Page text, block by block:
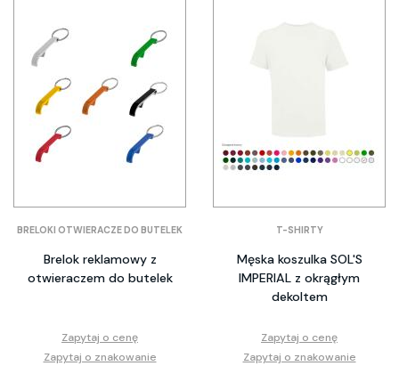
BRELOKI OTWIERACZE DO BUTELEK
Brelok reklamowy z
otwieraczem do butelek
Zapytaj o cenę
Zapytaj o znakowanie
T-SHIRTY
Męska koszulka SOL'S
IMPERIAL z okrągłym
dekoltem
Zapytaj o cenę
Zapytaj o znakowanie